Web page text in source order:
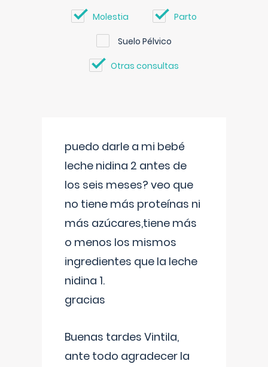
Molestia Parto
Suelo Pélvico
Otras consultas
puedo darle a mi bebé
leche nidina 2 antes de
los seis meses? veo que
no tiene más proteínas ni
más azúcares,tiene más
o menos los mismos
ingredientes que la leche
nidina 1.
gracias
Buenas tardes Vintila,
ante todo agradecer la